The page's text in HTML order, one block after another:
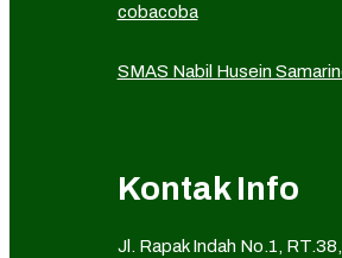
cobacoba
SMAS Nabil Husein
Kontak Info
Jl. Rapak Indah No.1,